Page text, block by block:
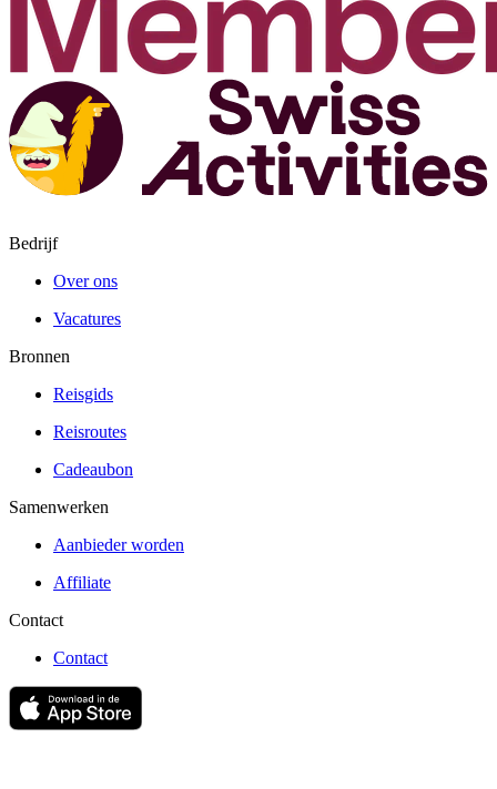
Bedrijf
Over ons
Vacatures
Bronnen
Reisgids
Reisroutes
Cadeaubon
Samenwerken
Aanbieder worden
Affiliate
Contact
Contact